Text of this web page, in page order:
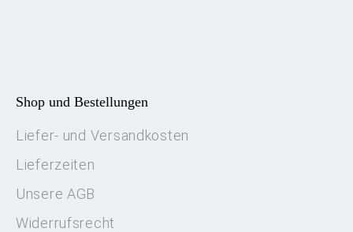
Shop und Bestellungen
Liefer- und Versandkosten
Lieferzeiten
Unsere AGB
Widerrufsrecht